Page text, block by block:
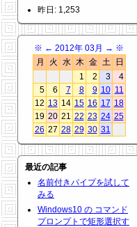
昨日: 1,253
※ ← 2012年 03月 → ※
月
火 水 木 金 土
日
1
2 3
4
5
6 7 8 9 10 11
12 13 14 15 16 17 18
19 20 21 22 23 24 25
26 27 28 29 30 31
最近の記事
名前付きパイプを試して
みる
Windows10 の コマンド
プロンプトで矩形選択す